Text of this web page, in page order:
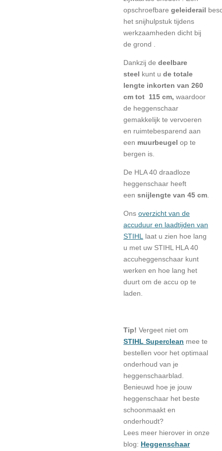
opschroefbare geleiderail
het snijhulpstuk tijdens
werkzaamheden dicht bij
de grond
Dankzij de deelbare
steel kunt u de totale
lengte inkorten van 260
cm tot 115 cm, waardoor
de heggenschaar
gemakkelijk te vervoeren
en ruimtebesparend aan
een muurbeugel op te
bergen is.
De HLA 40 draadloze
heggenschaar heeft
een snijlengte van 45 cm
Ons overzicht van de
accuduur en laadtijden van
STIHL
laat u zien hoe lang
u met uw STIHL HLA 40
accuheggenschaar kunt
werken en hoe lang het
duurt om de accu op te
laden.
Tip! Vergeet niet om
STIHL Superclean mee te
bestellen voor het optimaal
onderhoud van je
heggenschaarblad.
Benieuwd hoe je jouw
heggenschaar het beste
schoonmaakt en
onderhoudt?
Lees meer hierover in onze
blog: Heggenschaar